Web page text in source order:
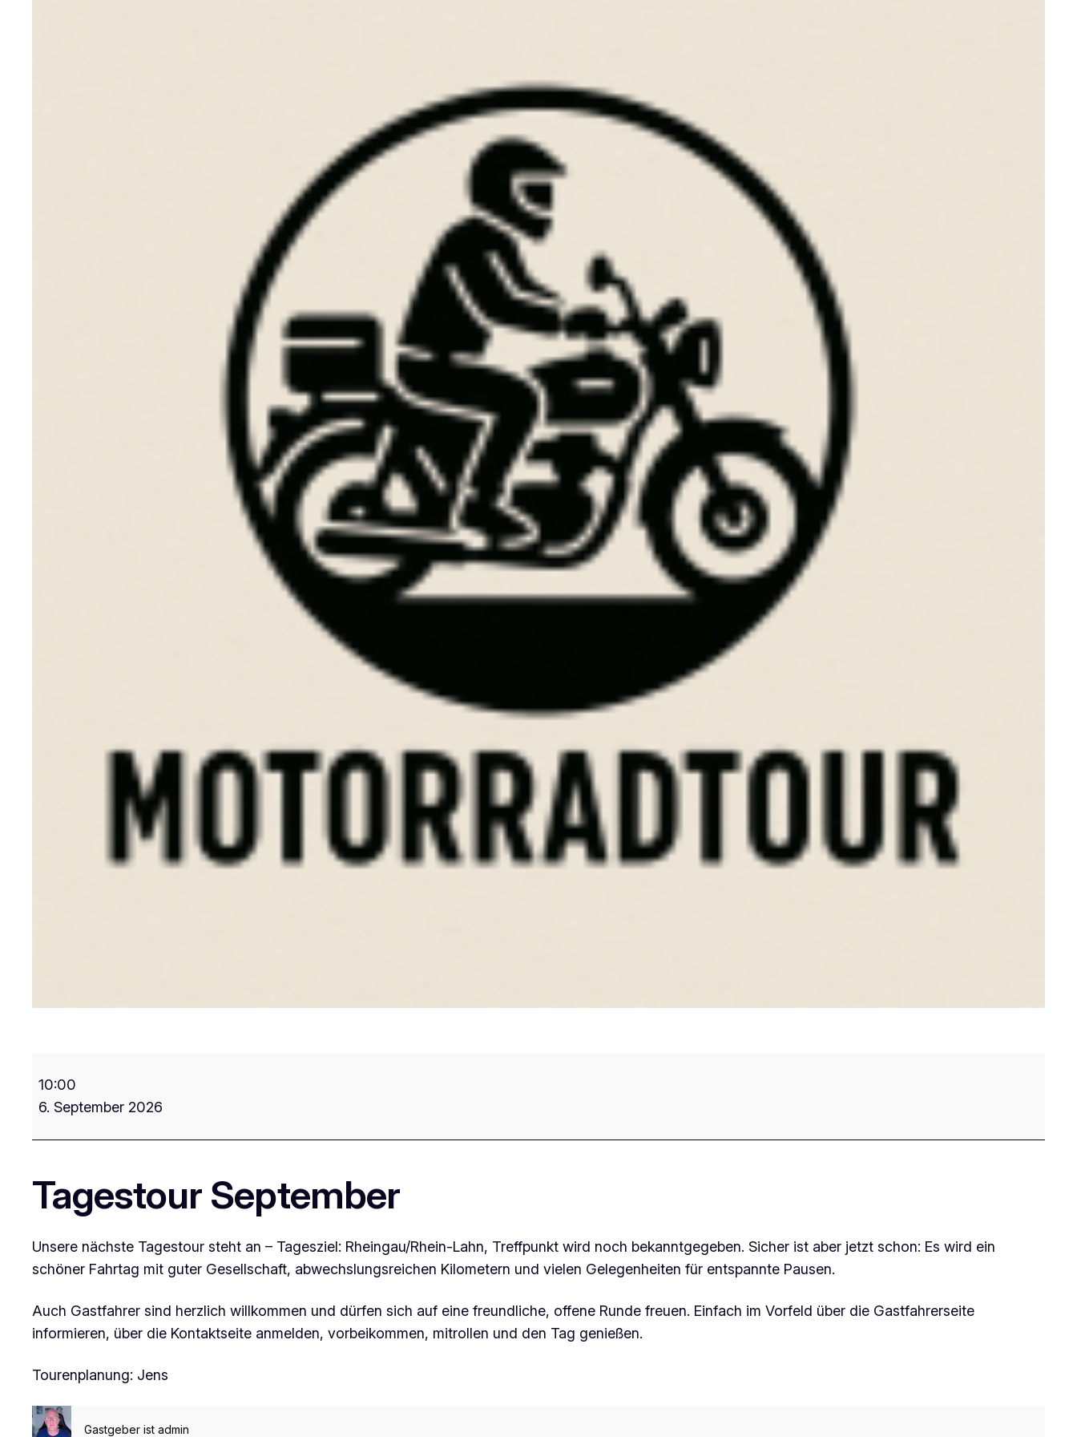
September
10:00
6. September 2026
Tagestour September
Unsere nächste Tagestour steht an – Tagesziel: Rheingau/Rhein-Lahn, Treffpunkt wird noch bekanntgegeben. Sicher ist aber jetzt schon: Es wird ein
schöner Fahrtag mit guter Gesellschaft, abwechslungsreichen Kilometern und vielen Gelegenheiten für entspannte Pausen.
Auch Gastfahrer sind herzlich willkommen und dürfen sich auf eine freundliche, offene Runde freuen. Einfach im Vorfeld über die Gastfahrerseite
informieren, über die Kontaktseite anmelden, vorbeikommen, mitrollen und den Tag genießen.
Tourenplanung: Jens
Gastgeber ist admin